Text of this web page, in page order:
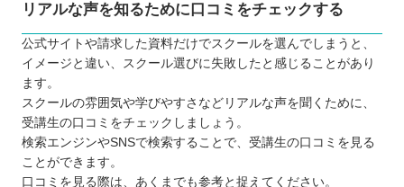
リアルな声を知るために口コミをチェックする
公式サイトや請求した資料だけでスクールを選んでしまうと、
イメージと違い、スクール選びに失敗したと感じることがあり
ます。
スクールの雰囲気や学びやすさなどリアルな声を聞くために、
受講生の口コミをチェックしましょう。
検索エンジンやSNSで検索することで、受講生の口コミを見る
ことができます。
口コミを見る際は、あくまでも参考と捉えてください。